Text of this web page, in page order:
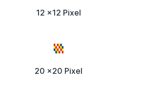
12 x12 Pixel
20 x20 Pixel